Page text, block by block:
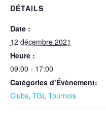
DÉTAILS
Date :
12 décembre 2021
Heure :
09:00 - 17:00
Catégories d’Évènement:
Clubs, TGI, Tournois